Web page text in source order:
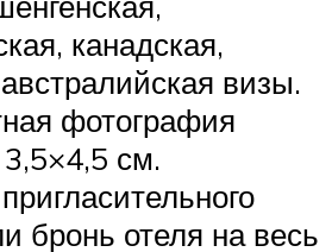
канадская,
визы.
фотография
см.
бронь отеля на весь